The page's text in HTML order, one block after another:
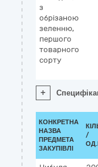
з
обрізаною
зеленню,
першого
товарного
сорту
+
КОНКРЕТНА
НАЗВА
ПРЕДМЕТА
ЗАКУПІВЛІ
/